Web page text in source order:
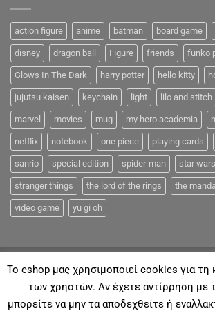
action figure anime batman board game
disney dragon ball Figure friends funko
Glows In The Dark harry potter hello kitty
jujutsu kaisen keychain light lilo and stitch
marvel movies mug my hero academia
netflix notebook one piece playing cards
sanrio special edition spider-man star wars
stranger things the lord of the rings the
video game yu gi oh
To eshop μας χρησιμοποιεί cookies για τη
των χρηστών. Αν έχετε αντίρρηση με
μπορείτε να μην τα αποδεχθείτε ή